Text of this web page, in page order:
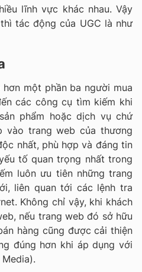
lĩnh vực khác nhau. Vậy
tác động của UGC là như
một phần ba người mua
các công cụ tìm kiếm khi
phẩm hoặc dịch vụ chứ
vào trang web của thương
nhất, phù hợp và đáng tin
tố quan trọng nhất trong
luôn ưu tiên những trang
liên quan tới các lệnh tra
Không chỉ vậy, khi khách
nếu trang web đó sở hữu
hàng cũng được cải thiện
đúng hơn khi áp dụng với